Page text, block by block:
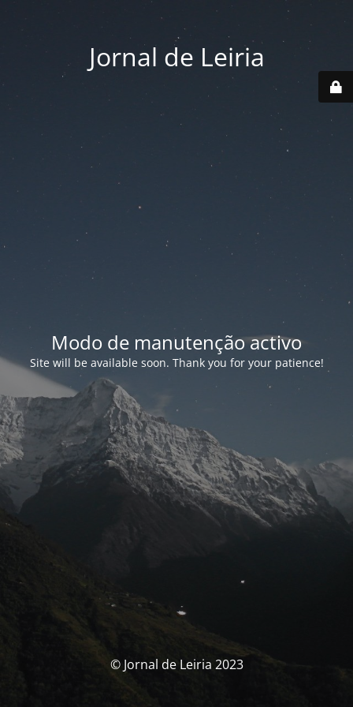
Jornal de Leiria
Modo de manutenção activo
Site will be available soon. Thank you for your patience!
© Jornal de Leiria 2023